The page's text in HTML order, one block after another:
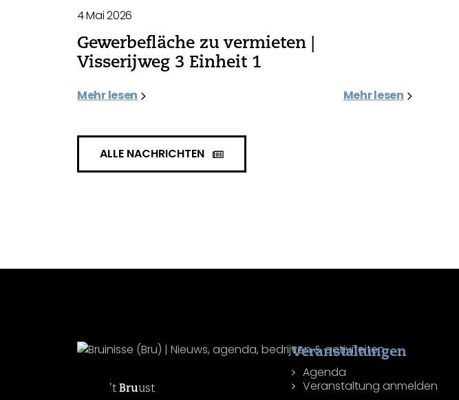
4 Mai 2026
Gewerbefläche zu vermieten |
Visserijweg 3 Einheit 1
Mehr lesen Mehr lesen
ALLE NACHRICHTEN
't Bruust
Veranstaltungen
Agenda
Veranstaltung anmelden